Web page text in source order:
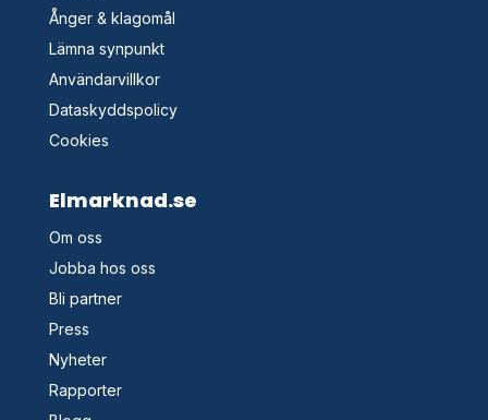
Ånger & klagomål
Lämna synpunkt
Användarvillkor
Dataskyddspolicy
Cookies
Elmarknad.se
Om oss
Jobba hos oss
Bli partner
Press
Nyheter
Rapporter